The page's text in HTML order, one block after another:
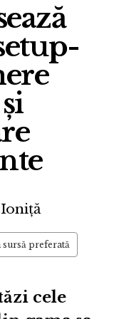
sursă preferată
cele